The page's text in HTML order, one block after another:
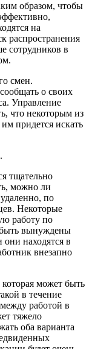
образом, чтобы
на
распространения
сотрудников в
смен.
о своих
Управление
что некоторым из
придется искать
тщательно
можно ли
по
Некоторые
работу по
вынуждены
они находятся в
внезапно
может быть
в течение
работой в
тяжело
оба варианта